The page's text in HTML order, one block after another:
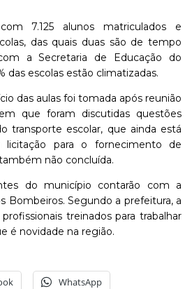
7.125 alunos matriculados e
das quais duas são de tempo
a Secretaria de Educação do
das escolas estão climatizadas.
das aulas foi tomada após reunião
que foram discutidas questões
transporte escolar, que ainda está
para o fornecimento de
não concluída.
do município contarão com a
Bombeiros. Segundo a prefeitura, a
treinados para trabalhar
é novidade na região.
WhatsApp